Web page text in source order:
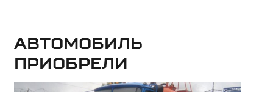
Автомобиль
приобрели